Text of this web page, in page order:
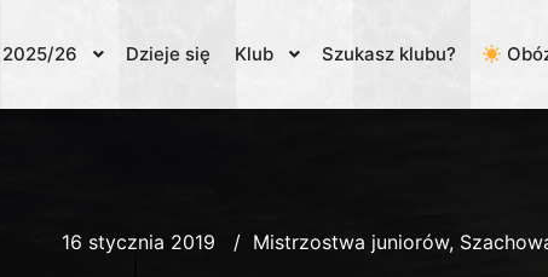
26 Dzieje się Klub Szukasz klubu?
16 stycznia 2019 Mistrzostwa juniorów,